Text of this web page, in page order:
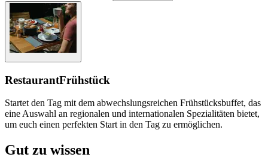
RestaurantFrühstück
Startet den Tag mit dem abwechslungsreichen Frühstücksbuffet, das
eine Auswahl an regionalen und internationalen Spezialitäten bietet,
um euch einen perfekten Start in den Tag zu ermöglichen.
Gut zu wissen